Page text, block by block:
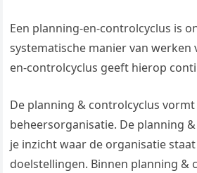
Een planning-en-controlcyclus is
systematische manier van werken
en-controlcyclus geeft hierop
De planning & controlcyclus
beheersorganisatie. De planning
je inzicht waar de organisatie
doelstellingen. Binnen planning &